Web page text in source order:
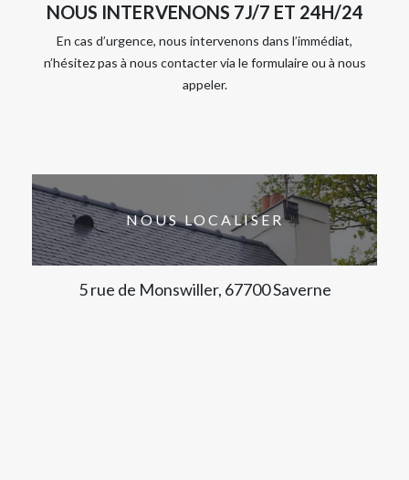
NOUS INTERVENONS 7J/7 ET 24H/24
En cas d’urgence, nous intervenons dans l’immédiat,
n’hésitez pas à nous contacter via le formulaire ou à nous
appeler.
NOUS LOCALISER
5 rue de Monswiller, 67700 Saverne